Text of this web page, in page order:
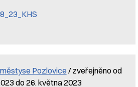
Pozlovice / zveřejněno od
do 26. května 2023